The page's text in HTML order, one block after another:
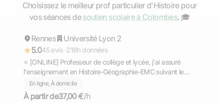
Choisissez le meilleur prof particulier d'Histoire pour
vos séances desoutien scolaire à Colombes. ‍🎓
Répond rapidement
Gaël
Rennes
Université Lyon 2
5.045 avis ·218h données
⭐ [ONLINE] Professeur de collège et lycée, j'ai assuré
l'enseignement en Histoire-Géographie-EMC suivant le
programme français, possibilité d'aborder d'autres
matières.
En ligne, À domicile
À partir de37,00 €/h